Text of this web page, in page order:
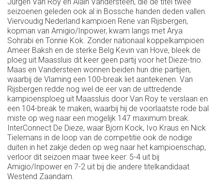
seizoenen geleden ook al in Bossche handen deden vallen.
Viervoudig Nederland kampioen Rene van Rijsbergen,
kopman van Amigio/Inpower, kwam langs met Arya
Sohrabi en Tonnie Kok. Zonder nationaal koppelkampioen
Ameer Baksh en de sterke Belg Kevin van Hove, bleek de
ploeg uit Maassluis dit keer geen partij voor het Dieze-trio.
Maas en Vandersteen wonnen beiden hun drie partijen,
waarbij de Vlaming een 100-break liet aantekenen. Van
Rijsbergen redde nog wel de eer van de uittredende
kampioensploeg uit Maassluis door Van Roy te verslaan en
een 104-break te maken, waarbij hij de voorlaatste rode bal
miste op weg naar een mogelijk 147 maximum break.
InterConnect De Dieze, waar Bjorn Kock, Ivo Kraus en Nick
Tielemans in de loop van de competitie ook de nodige
duiten in het zakje deden op weg naar het kampioenschap,
verloor dit seizoen maar twee keer: 5-4 uit bij
Amigio/Inpower en 7-2 uit bij die andere titelkandidaat
Westend Zaandam.